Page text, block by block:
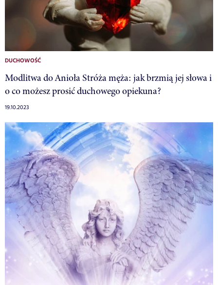
DUCHOWOŚĆ
Modlitwa do Anioła Stróża męża: jak brzmią jej słowa i
o co możesz prosić duchowego opiekuna?
19.10.2023